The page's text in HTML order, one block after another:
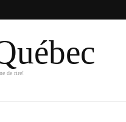
de rire!